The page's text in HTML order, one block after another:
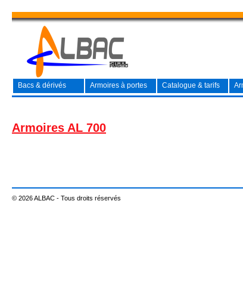
Bacs & dérivés Armoires à portes Catalogue & tarifs
Armoires AL 700
© 2026 ALBAC - Tous droits réservés